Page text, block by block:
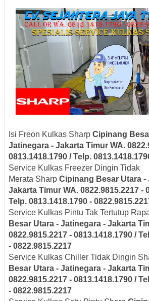
Isi Freon Kulkas Sharp Cipinang
Jatinegara - Jakarta Timur WA.
0813.1418.1790 / Telp.
Service Kulkas Freezer Dingin Tidak
Merata Sharp Cipinang Besar Utara -
Jakarta Timur WA. 0822.9815.2217 -
Telp. 0813.1418.1790 -
Service Kulkas Pintu Tak Tertutup
Besar Utara - Jatinegara - Jakarta
0822.9815.2217 - 0813.1418.1790 /
- 0822.9815.2217
Service Kulkas Chiller Tidak Dingin
Besar Utara - Jatinegara - Jakarta
0822.9815.2217 - 0813.1418.1790 /
- 0822.9815.2217